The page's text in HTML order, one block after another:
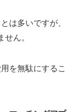
は多いですが、
ん。
を無駄にするこ